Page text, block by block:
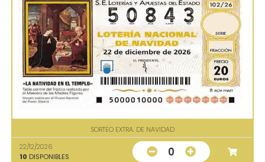
SORTEO EXTRA. DE NAVIDAD
22/12/2026
10 DISPONIBLES 0